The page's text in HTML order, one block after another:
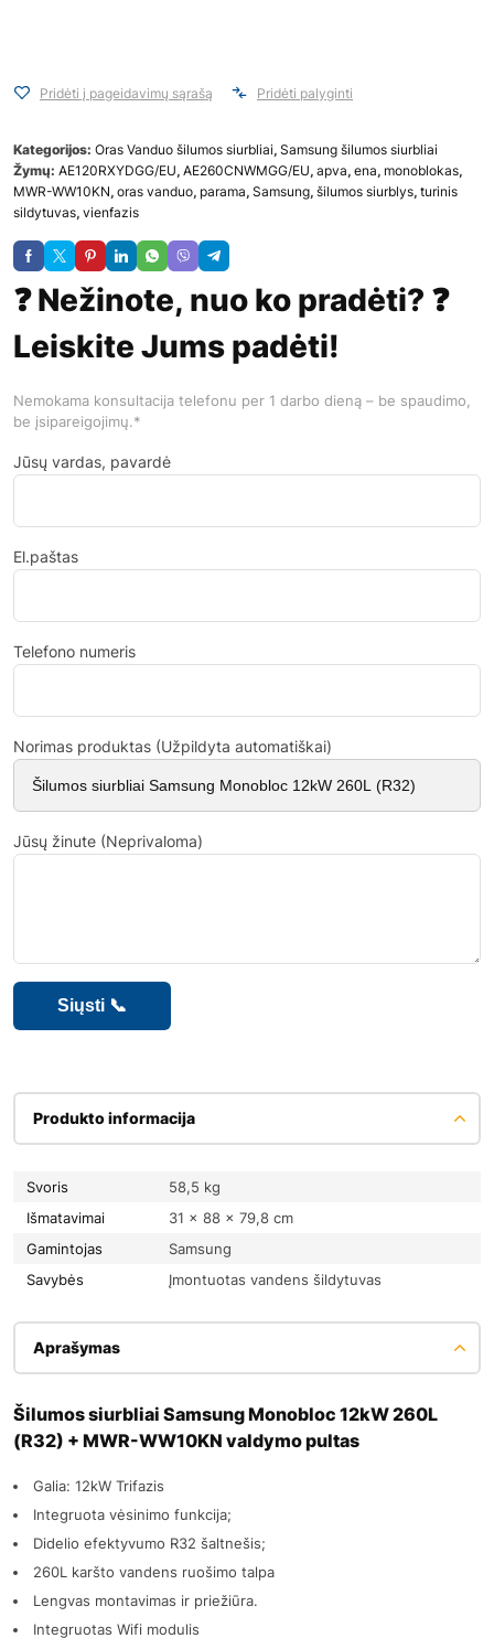
Pridėti į pageidavimų sąrašą Pridėti palyginti
Kategorijos: Oras Vanduo šilumos siurbliai, Samsung šilumos siurbliai
Žymų: AE120RXYDGG/EU, AE260CNWMGG/EU, apva, ena, monoblokas,
MWR-WW10KN, oras vanduo, parama, Samsung, šilumos siurblys, turinis
sildytuvas, vienfazis
❓ Nežinote, nuo ko pradėti? ❓
Leiskite Jums padėti!
Nemokama konsultacija telefonu per 1 darbo dieną – be spaudimo,
be įsipareigojimų.*
Jūsų vardas, pavardė
El.paštas
Telefono numeris
Norimas produktas (Užpildyta automatiškai)
Jūsų žinute (Neprivaloma)
Produkto informacija
Svoris
58,5 kg
Išmatavimai
31 × 88 × 79,8 cm
Gamintojas
Samsung
Savybės
Įmontuotas vandens šildytuvas
Aprašymas
Šilumos siurbliai Samsung Monobloc 12kW 260L
(R32) + MWR-WW10KN valdymo pultas
Galia: 12kW Trifazis
Integruota vėsinimo funkcija;
Didelio efektyvumo R32 šaltnešis;
260L karšto vandens ruošimo talpa
Lengvas montavimas ir priežiūra.
Integruotas Wifi modulis